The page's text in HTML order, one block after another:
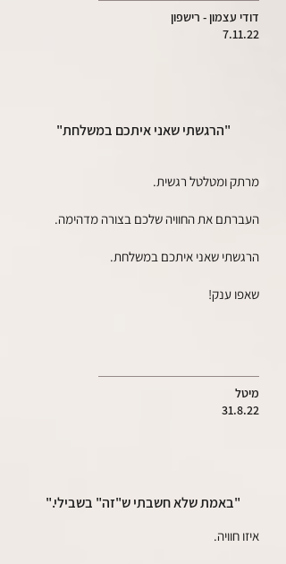
דודי עצמון - רישפון
7.11.22
"הרגשתי שאני איתכם במשלחת"
מרתק ומטלטל רגשית.
העברתם את החוויה שלכם בצורה מדהימה.
הרגשתי שאני איתכם במשלחת.
שאפו ענק!
מיטל
31.8.22
"באמת שלא חשבתי ש"זה" בשבילי."
איזו חוויה.